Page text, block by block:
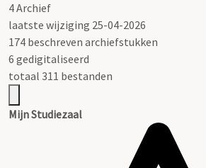
4Archief
laatste wijziging 25-04-2026
174 beschreven archiefstukken
6 gedigitaliseerd
totaal 311 bestanden
Mijn Studiezaal